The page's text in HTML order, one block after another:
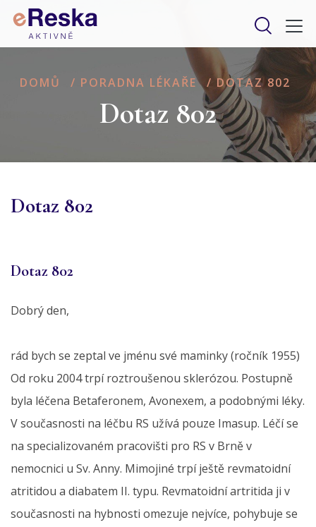
DOMŮ / PORADNA LÉKAŘE / DOTAZ 802
Dotaz 802
Dotaz 802
Dotaz 802
Dobrý den,
rád bych se zeptal ve jménu své maminky (ročník 1955)
Od roku 2004 trpí roztroušenou sklerózou. Postupně
byla léčena Betaferonem, Avonexem, a podobnými léky.
V současnosti na léčbu RS užívá pouze Imasup. Léčí se
na specializovaném pracovišti pro RS v Brně v
nemocnici u Sv. Anny. Mimojiné trpí ještě revmatoidní
atritidou a diabatem II. typu. Revmatoidní artritida ji v
současnosti na hybnosti omezuje nejvíce, pohybuje se